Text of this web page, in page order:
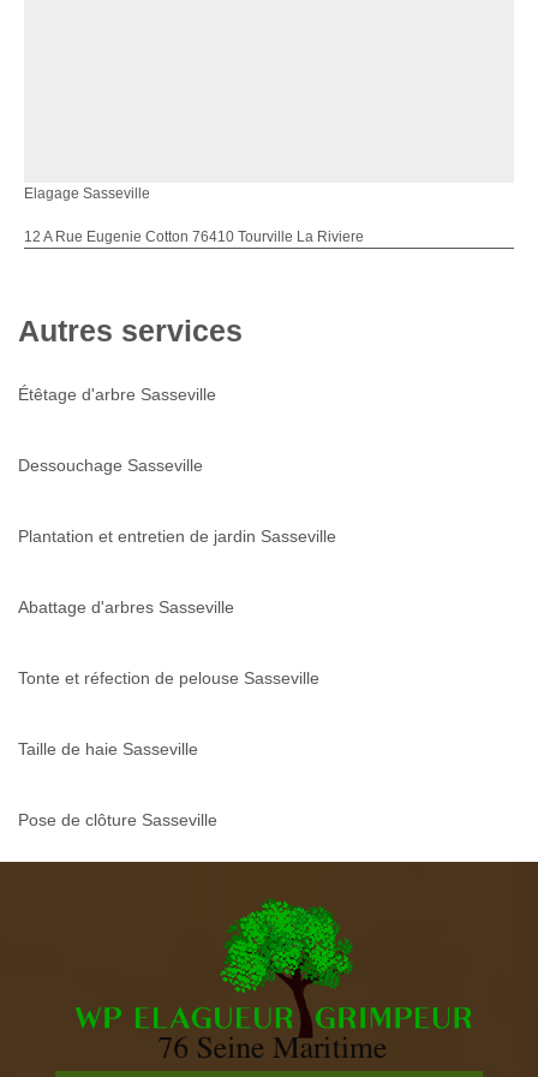
Elagage Sasseville
12 A Rue Eugenie Cotton 76410 Tourville La Riviere
Autres services
Étêtage d'arbre Sasseville
Dessouchage Sasseville
Plantation et entretien de jardin Sasseville
Abattage d'arbres Sasseville
Tonte et réfection de pelouse Sasseville
Taille de haie Sasseville
Pose de clôture Sasseville